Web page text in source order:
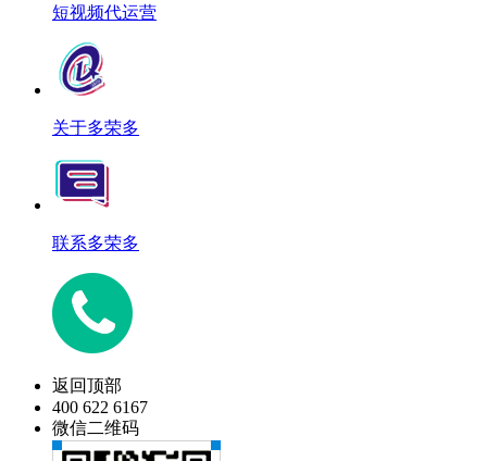
短视频代运营
关于多荣多
联系多荣多
返回顶部
400 622 6167
微信二维码